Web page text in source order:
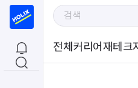
전체 커리어재테크